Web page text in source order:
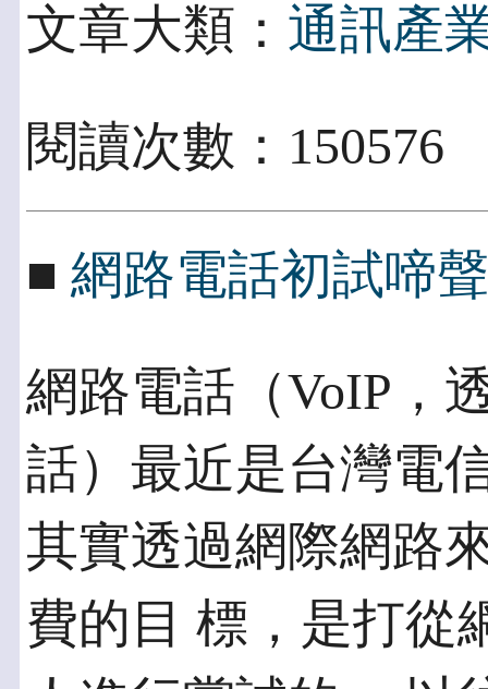
文章大類： 通訊產
閱讀次數：
■ 網路電話初試啼聲
網路電話（VoIP，
話）最近是台灣電
其實透過網際網路
費的目 標，是打從